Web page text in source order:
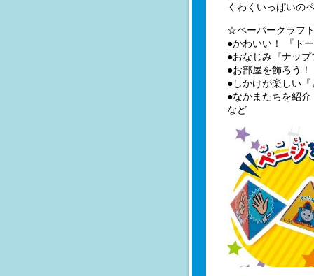
くわくいっぱいの
☆ペーパークラフ
●かわいい！ 『ト
●おなじみ『ナッ
●お部屋を飾ろう
●しかけが楽しい
●なかまたちを紹
など